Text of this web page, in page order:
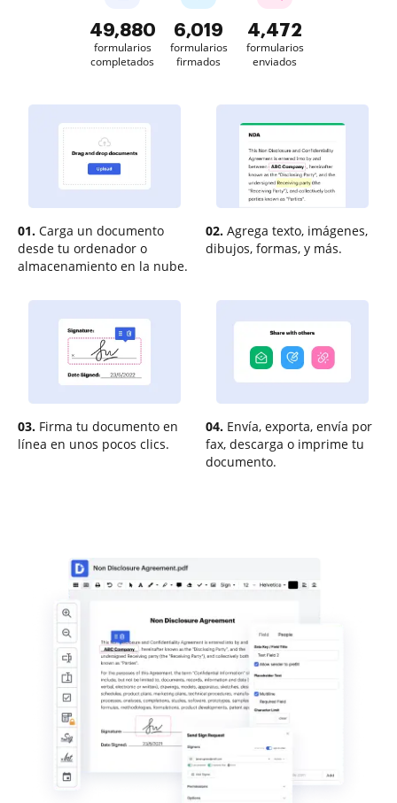
49,880
formularios
completados
6,019
formularios
firmados
4,472
formularios
enviados
01. Carga un documento
desde tu ordenador o
almacenamiento en la nube.
02. Agrega texto, imágenes,
dibujos, formas, y más.
03. Firma tu documento en
línea en unos pocos clics.
04. Envía, exporta, envía por
fax, descarga o imprime tu
documento.